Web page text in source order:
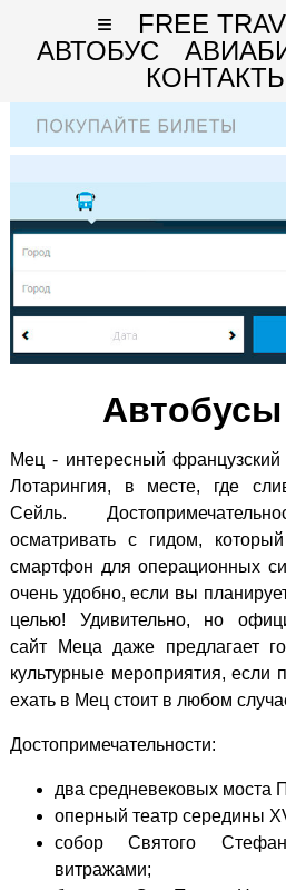
≡ FREE
АВТОБУС
Мец - интересный французский
Лотарингия, в месте, где
Сейль.
осматривать с гидом,
смартфон для операционных
очень удобно, если вы
целью! Удивительно, но
сайт Меца даже предлагает
культурные мероприятия, если
ехать в Мец стоит в любом
Достопримечательности:
два средневековых моста
оперный театр середины
собор Святого
витражами;